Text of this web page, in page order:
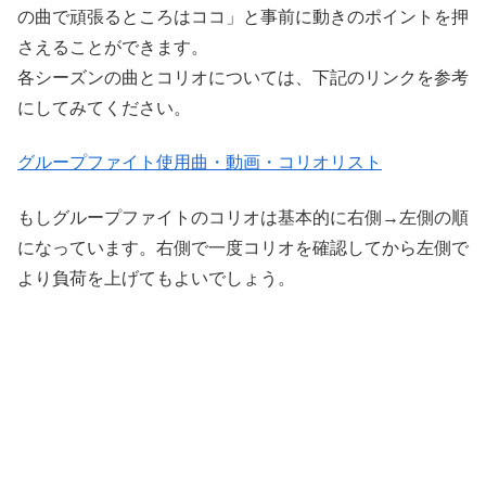
の曲で頑張るところはココ」と事前に動きのポイントを押
さえることができます。
各シーズンの曲とコリオについては、下記のリンクを参考
にしてみてください。
グループファイト使用曲・動画・コリオリスト
もしグループファイトのコリオは基本的に右側→左側の順
になっています。右側で一度コリオを確認してから左側で
より負荷を上げてもよいでしょう。